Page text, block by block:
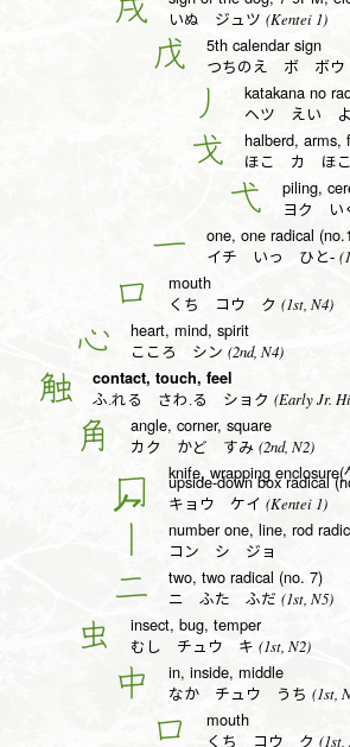
いぬ ジュツ (Kentei 1)
戊 5th calendar sign
つちのえ ボ ボウ
丿 katakana no
ヘツ えい よ
戈 halberd, arms,
ほこ カ ほこ
弋 ヨク い
一 one, one radical
イチ いっ ひと-
口 mouth
くち コウ ク (1st, N4)
心 heart, mind, spirit
こころ シン (2nd, N4)
触 contact, touch, feel
ふ.れる さわ.る ショク (Early Jr.
角 angle, corner, square
カク かど すみ (2nd, N2)
knife, wrapping enclosure(
冂 upside-down box radical
キョウ ケイ (Kentei 1)
number one, line, rod
コン シ ジョ
二 two, two radical (no. 7)
ニ ふた ふだ (1st, N5)
虫 insect, bug, temper
むし チュウ キ (1st, N2)
中 in, inside, middle
なか チュウ うち (1st,
口 mouth
くち コウ ク (1st,